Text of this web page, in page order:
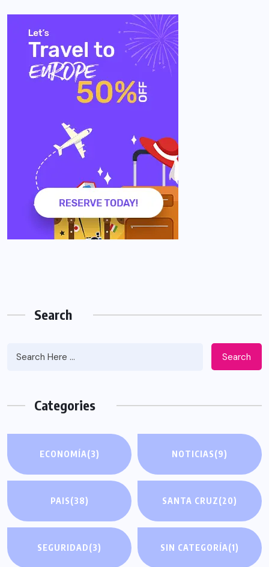
Search
Search
Categories
ECONOMÍA(3) NOTICIAS(9)
PAIS(38) SANTA CRUZ(20)
SEGURIDAD(3) SIN CATEGORÍA(1)